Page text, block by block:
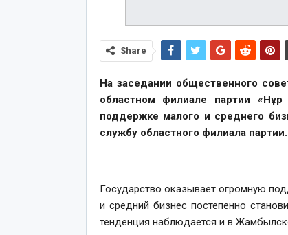
Share
На заседании общественного
областном филиале партии
поддержке малого и среднего
службу областного филиала партии.
Государство оказывает огромную
и средний бизнес постепенно
тенденция наблюдается и в